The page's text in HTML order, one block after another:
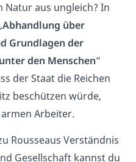
Natur aus ungleich? In
Abhandlung über
Grundlagen der
den Menschen“
der Staat die Reichen
beschützen würde,
Arbeiter.
Rousseaus Verständnis
Gesellschaft kannst du